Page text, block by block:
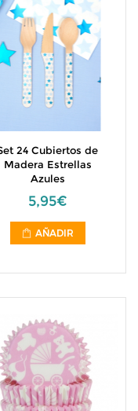
24 Cubiertos de
Madera Estrellas
Azules
5,95€
AÑADIR